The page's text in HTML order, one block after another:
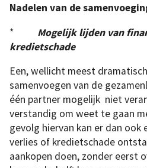
Nadelen van de
* Mogelijk lijden van
kredietschade
Een, wellicht meest
samenvoegen van de
één partner mogelijk niet
verstandig om weet te gaan
gevolg hiervan kan er dan ook
verlies of kredietschade
aankopen doen, zonder eerst